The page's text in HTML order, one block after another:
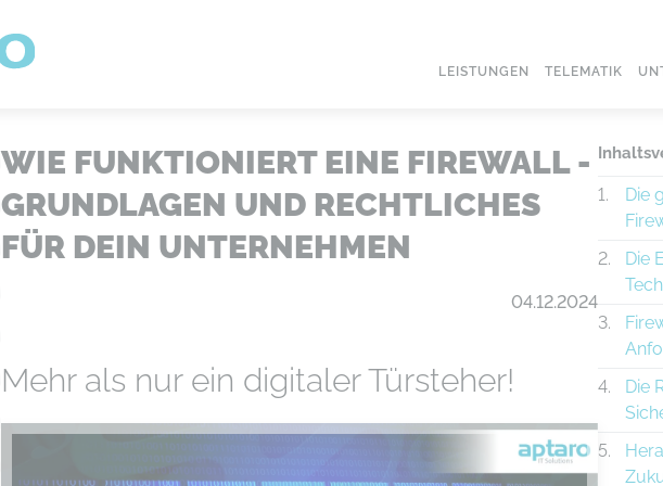
LEISTUNGEN TELEMATIK
Facebook
Twitter
LinkedIn
Pinterest
Reddit
WIE FUNKTIONIERT EINE FIREWALL -
GRUNDLAGEN UND RECHTLICHES
FÜR DEIN UNTERNEHMEN
04.12.2024
Mehr als nur ein digitaler Türsteher!
Die
Die
Die